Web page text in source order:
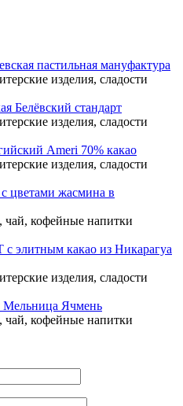
пастильная мануфактура
изделия, сладости
Белёвский стандарт
изделия, сладости
Ameri 70% какао
изделия, сладости
цветами жасмина в
чай, кофейные напитки
элитным какао из Никарагуа
изделия, сладости
Мельница Ячмень
чай, кофейные напитки